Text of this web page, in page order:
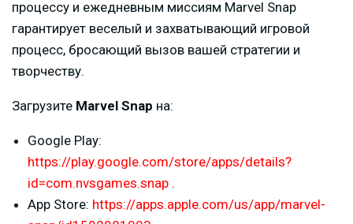
процессу и ежедневным миссиям Marvel Snap
гарантирует веселый и захватывающий игровой
процесс, бросающий вызов вашей стратегии и
творчеству.
Загрузите Marvel Snap на:
Google Play:
https://play.google.com/store/apps/details?
id=com.nvsgames.snap .
App Store: https://apps.apple.com/us/app/marvel-